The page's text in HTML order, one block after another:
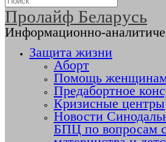
Пролайф Беларусь
Информационно-
Защита жизни
Аборт
Помощь
Предабортное
Кризисные центры
Новости
БПЦ по вопросам